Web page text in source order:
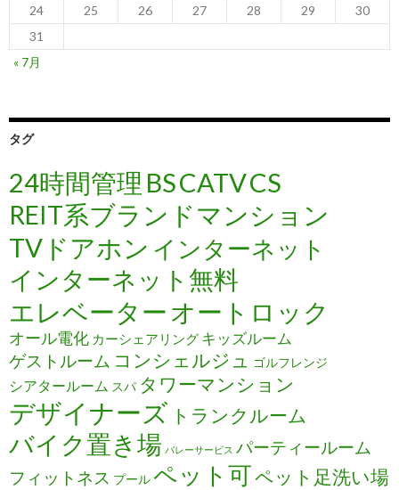
24
25 26 27 28 29
30
31
« 7月
タグ
24時間管理 BSCATVCS
REIT系ブランドマンション
TVドアホン インターネット
インターネット無料
エレベーター オートロック
オール電化 カーシェアリング キッズルーム
ゲストルーム コンシェルジュ ゴルフレンジ
シアタールーム スパ タワーマンション
デザイナーズ トランクルーム
バイク置き場 バレーサービス パーティールーム
フィットネス プールペット可ペット足洗い場